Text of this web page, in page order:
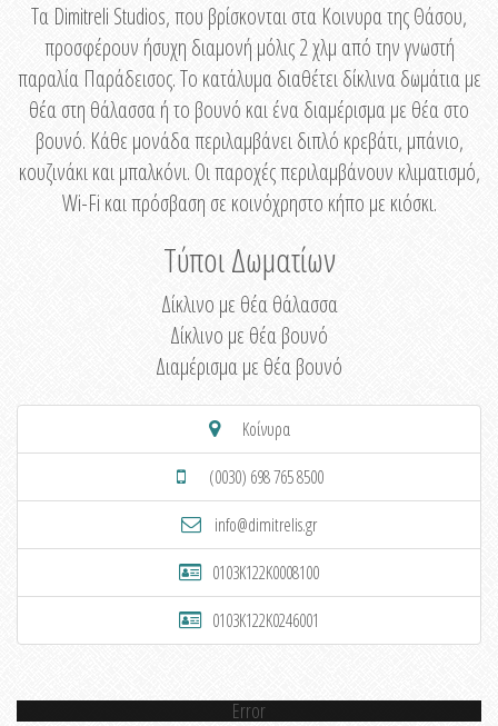
Τα Dimitreli Studios, που βρίσκονται στα Κοινυρα της Θάσου,
προσφέρουν ήσυχη διαμονή μόλις 2 χλμ από την γνωστή
παραλία Παράδεισος. Το κατάλυμα διαθέτει δίκλινα δωμάτια με
θέα στη θάλασσα ή το βουνό και ένα διαμέρισμα με θέα στο
βουνό. Κάθε μονάδα περιλαμβάνει διπλό κρεβάτι, μπάνιο,
κουζινάκι και μπαλκόνι. Οι παροχές περιλαμβάνουν κλιματισμό,
Wi-Fi και πρόσβαση σε κοινόχρηστο κήπο με κιόσκι.
Τύποι Δωματίων
Δίκλινο με θέα θάλασσα
Δίκλινο με θέα βουνό
Διαμέρισμα με θέα βουνό
Κοίνυρα
(0030) 698 765 8500
info@dimitrelis.gr
0103K122K0008100
0103K122K0246001
Error